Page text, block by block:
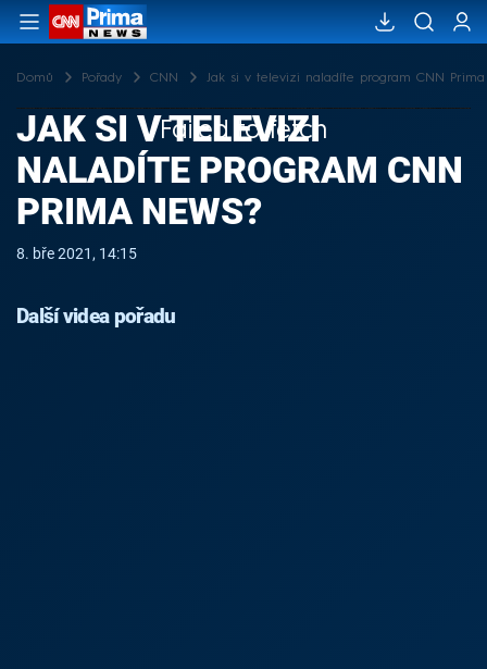
Domů Pořady CNN Jak si v televizi naladíte program CNN Prima
Failed to fetch
JAK SI V TELEVIZI
NALADÍTE PROGRAM CNN
PRIMA NEWS?
8. bře 2021, 14:15
Další videa pořadu